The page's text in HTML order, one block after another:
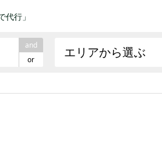
代行」
and
or
エリアから選ぶ